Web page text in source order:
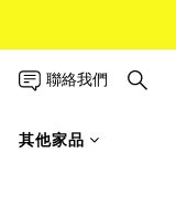
聯絡我們
其他家品